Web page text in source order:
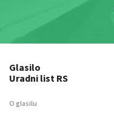
Glasilo
Uradni list RS
O glasilu